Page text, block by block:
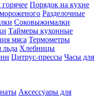
Порядок на кухне
Разделочные
Соковыжималки
Таймеры кухонные
мяса Термометры
Хлебницы
Цитрус-прессы Часы для
Аксессуары для